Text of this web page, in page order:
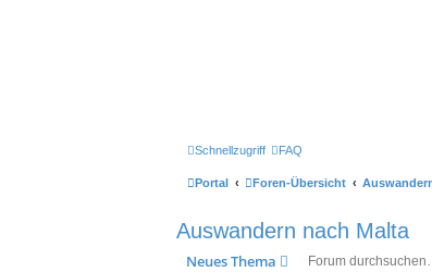
Schnellzugriff FAQ
Portal Foren-Übersicht
Auswandern nach Malta
Neues Thema